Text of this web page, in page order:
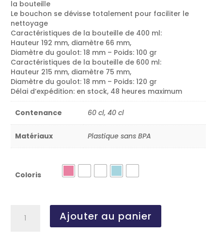
la bouteille
Le bouchon se dévisse totalement pour faciliter le
nettoyage
Caractéristiques de la bouteille de 400 ml:
Hauteur 192 mm, diamètre 66 mm,
Diamètre du goulot: 18 mm – Poids: 100 gr
Caractéristiques de la bouteille de 600 ml:
Hauteur 215 mm, diamètre 75 mm,
Diamètre du goulot: 18 mm – Poids: 120 gr
Délai d’expédition: en stock, 48 heures maximum
Contenance 60 cl, 40 cl
Matériaux Plastique sans BPA
Coloris
Ajouter au panier